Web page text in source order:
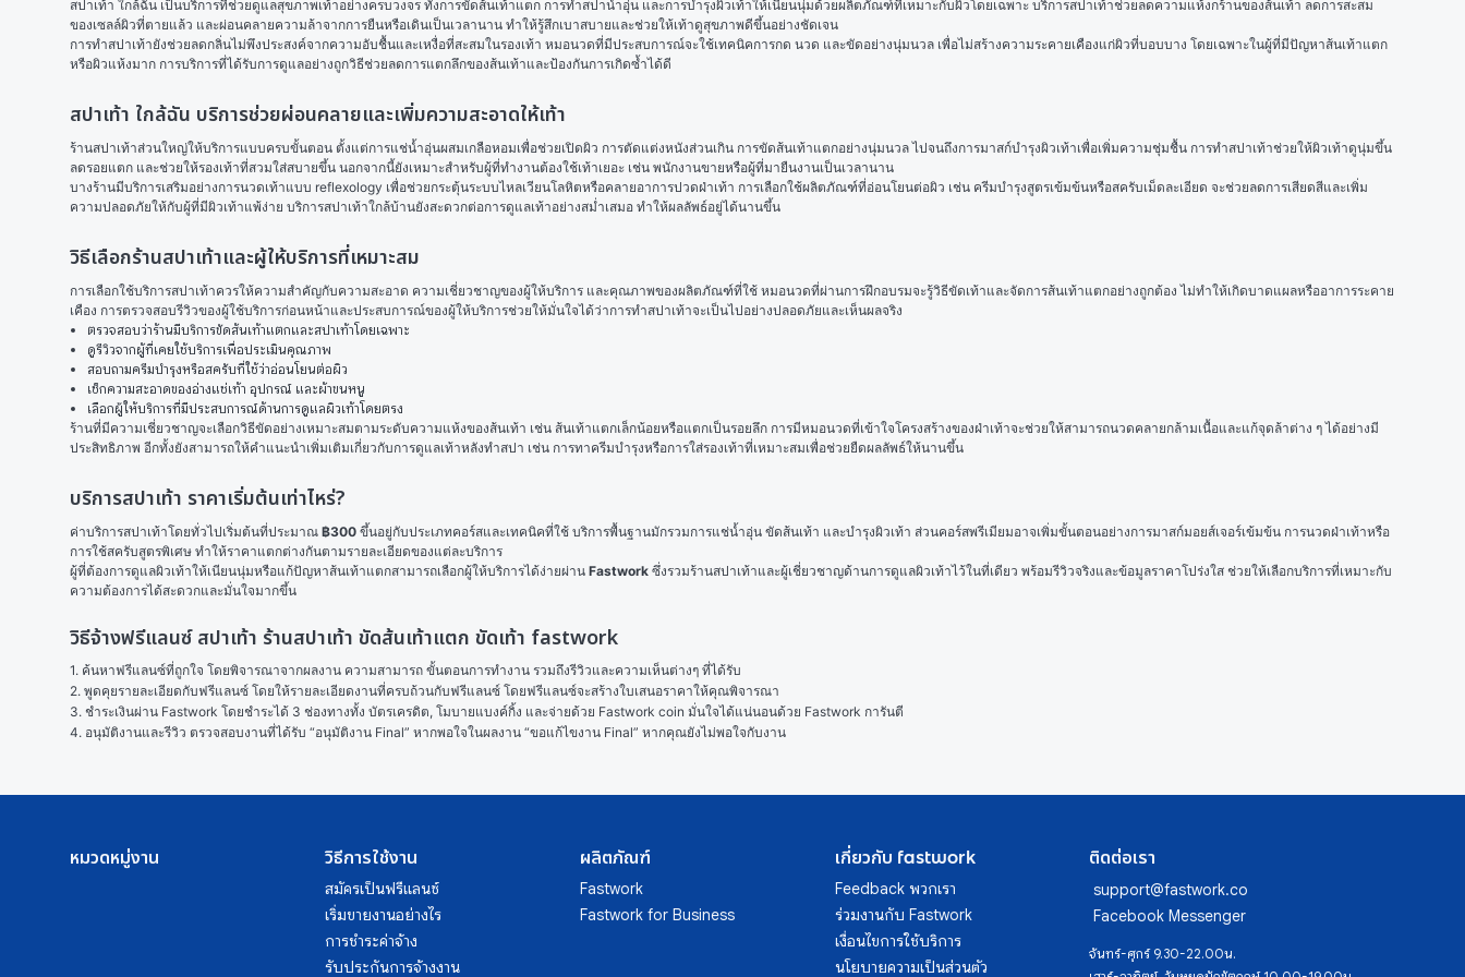
สปาเท้า ใกล้ฉัน เป็นบริการที่ช่วยดูแลสุขภาพเท้าอย่างครบวงจร ทั้งการขัดส้นเท้าแตก การทำสปาน้ำอุ่น และการบำรุงผิวเท้าให้เนียนนุ่มด้วยผลิตภัณฑ์ที่เหมาะกับผิวโดยเฉพาะ บริการสปาเท้าช่วยลดความแห้งกร้านของส้นเท้า ลดการสะสม
ของเซลล์ผิวที่ตายแล้ว และผ่อนคลายความล้าจากการยืนหรือเดินเป็นเวลานาน ทำให้รู้สึกเบาสบายและช่วยให้เท้าดูสุขภาพดีขึ้นอย่างชัดเจน
การทำสปาเท้ายังช่วยลดกลิ่นไม่พึงประสงค์จากความอับชื้นและเหงื่อที่สะสมในรองเท้า หมอนวดที่มีประสบการณ์จะใช้เทคนิคการกด นวด และขัดอย่างนุ่มนวล เพื่อไม่สร้างความระคายเคืองแก่ผิวที่บอบบาง โดยเฉพาะในผู้ที่มีปัญหาส้นเท้าแตก
หรือผิวแห้งมาก การบริการที่ได้รับการดูแลอย่างถูกวิธีช่วยลดการแตกลึกของส้นเท้าและป้องกันการเกิดซ้ำได้ดี
สปาเท้า ใกล้ฉัน บริการช่วยผ่อนคลายและเพิ่มความสะอาดให้เท้า
ร้านสปาเท้าส่วนใหญ่ให้บริการแบบครบขั้นตอน ตั้งแต่การแช่น้ำอุ่นผสมเกลือหอมเพื่อช่วยเปิดผิว การตัดแต่งหนังส่วนเกิน การขัดส้นเท้าแตกอย่างนุ่มนวล ไปจนถึงการมาสก์บำรุงผิวเท้าเพื่อเพิ่มความชุ่มชื้น การทำสปาเท้าช่วยให้ผิวเท้าดูนุ่มขึ้น
ลดรอยแตก และช่วยให้รองเท้าที่สวมใส่สบายขึ้น นอกจากนี้ยังเหมาะสำหรับผู้ที่ทำงานต้องใช้เท้าเยอะ เช่น พนักงานขายหรือผู้ที่มายืนงานเป็นเวลานาน
บางร้านมีบริการเสริมอย่างการนวดเท้าแบบ reflexology เพื่อช่วยกระตุ้นระบบไหลเวียนโลหิตหรือคลายอาการปวดฝ่าเท้า การเลือกใช้ผลิตภัณฑ์ที่อ่อนโยนต่อผิว เช่น ครีมบำรุงสูตรเข้มข้นหรือสครับเม็ดละเอียด จะช่วยลดการเสียดสีและเพิ่ม
ความปลอดภัยให้กับผู้ที่มีผิวเท้าแพ้ง่าย บริการสปาเท้าใกล้บ้านยังสะดวกต่อการดูแลเท้าอย่างสม่ำเสมอ ทำให้ผลลัพธ์อยู่ได้นานขึ้น
วิธีเลือกร้านสปาเท้าและผู้ให้บริการที่เหมาะสม
การเลือกใช้บริการสปาเท้าควรให้ความสำคัญกับความสะอาด ความเชี่ยวชาญของผู้ให้บริการ และคุณภาพของผลิตภัณฑ์ที่ใช้ หมอนวดที่ผ่านการฝึกอบรมจะรู้วิธีขัดเท้าและจัดการส้นเท้าแตกอย่างถูกต้อง ไม่ทำให้เกิดบาดแผลหรืออาการระคาย
เคือง การตรวจสอบรีวิวของผู้ใช้บริการก่อนหน้าและประสบการณ์ของผู้ให้บริการช่วยให้มั่นใจได้ว่าการทำสปาเท้าจะเป็นไปอย่างปลอดภัยและเห็นผลจริง
ตรวจสอบว่าร้านมีบริการขัดส้นเท้าแตกและสปาเท้าโดยเฉพาะ
ดูรีวิวจากผู้ที่เคยใช้บริการเพื่อประเมินคุณภาพ
สอบถามครีมบำรุงหรือสครับที่ใช้ว่าอ่อนโยนต่อผิว
เช็กความสะอาดของอ่างแช่เท้า อุปกรณ์ และผ้าขนหนู
เลือกผู้ให้บริการที่มีประสบการณ์ด้านการดูแลผิวเท้าโดยตรง
ร้านที่มีความเชี่ยวชาญจะเลือกวิธีขัดอย่างเหมาะสมตามระดับความแห้งของส้นเท้า เช่น ส้นเท้าแตกเล็กน้อยหรือแตกเป็นรอยลึก การมีหมอนวดที่เข้าใจโครงสร้างของฝ่าเท้าจะช่วยให้สามารถนวดคลายกล้ามเนื้อและแก้จุดล้าต่าง ๆ ได้อย่างมี
ประสิทธิภาพ อีกทั้งยังสามารถให้คำแนะนำเพิ่มเติมเกี่ยวกับการดูแลเท้าหลังทำสปา เช่น การทาครีมบำรุงหรือการใส่รองเท้าที่เหมาะสมเพื่อช่วยยืดผลลัพธ์ให้นานขึ้น
บริการสปาเท้า ราคาเริ่มต้นเท่าไหร่?
ค่าบริการสปาเท้าโดยทั่วไปเริ่มต้นที่ประมาณ ฿300 ขึ้นอยู่กับประเภทคอร์สและเทคนิคที่ใช้ บริการพื้นฐานมักรวมการแช่น้ำอุ่น ขัดส้นเท้า และบำรุงผิวเท้า ส่วนคอร์สพรีเมียมอาจเพิ่มขั้นตอนอย่างการมาสก์มอยส์เจอร์เข้มข้น การนวดฝ่าเท้าหรือ
การใช้สครับสูตรพิเศษ ทำให้ราคาแตกต่างกันตามรายละเอียดของแต่ละบริการ
ผู้ที่ต้องการดูแลผิวเท้าให้เนียนนุ่มหรือแก้ปัญหาส้นเท้าแตกสามารถเลือกผู้ให้บริการได้ง่ายผ่าน Fastwork ซึ่งรวมร้านสปาเท้าและผู้เชี่ยวชาญด้านการดูแลผิวเท้าไว้ในที่เดียว พร้อมรีวิวจริงและข้อมูลราคาโปร่งใส ช่วยให้เลือกบริการที่เหมาะกับ
ความต้องการได้สะดวกและมั่นใจมากขึ้น
วิธีจ้างฟรีแลนซ์ สปาเท้า ร้านสปาเท้า ขัดส้นเท้าแตก ขัดเท้า fastwork
1. ค้นหาฟรีแลนซ์ที่ถูกใจ โดยพิจารณาจากผลงาน ความสามารถ ขั้นตอนการทำงาน รวมถึงรีวิวและความเห็นต่างๆ ที่ได้รับ
2. พูดคุยรายละเอียดกับฟรีแลนซ์ โดยให้รายละเอียดงานที่ครบถ้วนกับฟรีแลนซ์ โดยฟรีแลนซ์จะสร้างใบเสนอราคาให้คุณพิจารณา
3. ชำระเงินผ่าน Fastwork โดยชำระได้ 3 ช่องทางทั้ง บัตรเครดิต, โมบายแบงค์กิ้ง และจ่ายด้วย Fastwork coin มั่นใจได้แน่นอนด้วย Fastwork การันตี
4. อนุมัติงานและรีวิว ตรวจสอบงานที่ได้รับ “อนุมัติงาน Final” หากพอใจในผลงาน “ขอแก้ไขงาน Final” หากคุณยังไม่พอใจกับงาน
หมวดหมู่งาน วิธีการใช้งาน
สมัครเป็นฟรีแลนซ์
เริ่มขายงานอย่างไร
การชำระค่าจ้าง
รับประกันการจ้างงาน
ผลิตภัณฑ์
Fastwork
Fastwork for Business
เกี่ยวกับ fastwork
Feedback พวกเรา
ร่วมงานกับ Fastwork
เงื่อนไขการใช้บริการ
นโยบายความเป็นส่วนตัว
ติดต่อเรา
support@fastwork.co
Facebook Messenger
จันทร์-ศุกร์ 9.30-22.00น.